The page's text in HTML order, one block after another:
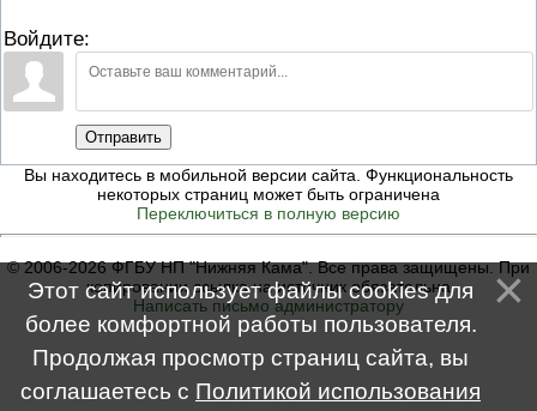
Войдите:
Отправить
Вы находитесь в мобильной версии сайта. Функциональность
некоторых страниц может быть ограничена
Переключиться в полную версию
© 2006-2026 ФГБУ НП "Нижняя Кама". Все права защищены. При
копировании ссылка на источник обязательна
Написать письмо администратору
Этот сайт использует файлы cookies для
более комфортной работы пользователя.
Продолжая просмотр страниц сайта, вы
соглашаетесь с Политикой использования